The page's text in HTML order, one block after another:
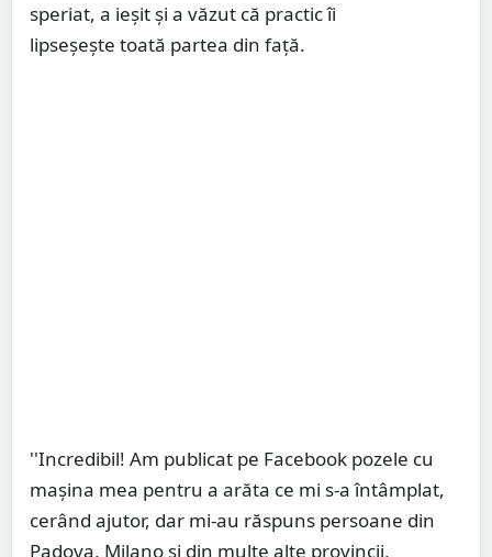
speriat, a ieșit și a văzut că practic îi
lipseşeşte toată partea din față.
''Incredibil! Am publicat pe Facebook pozele cu
mașina mea pentru a arăta ce mi s-a întâmplat,
cerând ajutor, dar mi-au răspuns persoane din
Padova, Milano și din multe alte provincii,